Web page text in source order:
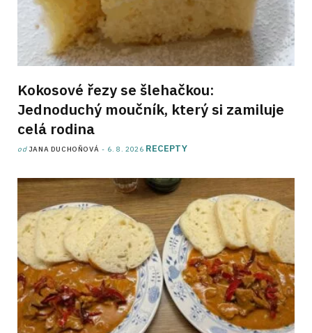
Kokosové řezy se šlehačkou:
Jednoduchý moučník, který si zamiluje
celá rodina
od JANA DUCHOŇOVÁ 6. 8. 2026 RECEPTY